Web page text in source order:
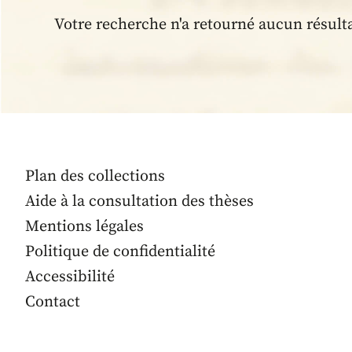
Votre recherche n'a retourné aucun
Plan des collections
Aide à la consultation des thèses
Mentions légales
Politique de confidentialité
Accessibilité
Contact